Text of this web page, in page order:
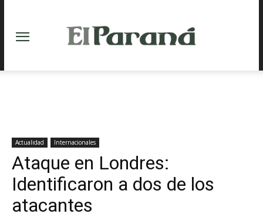
Actualidad Internacionales
Ataque en Londres:
Identificaron a dos de los
atacantes